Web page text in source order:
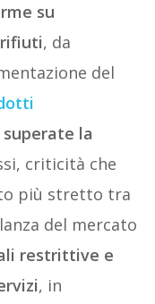
su
, da
del
la
criticità che
più stretto tra
del mercato
restrittive e
, in